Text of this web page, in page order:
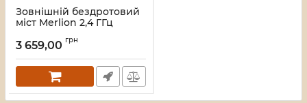
Зовнішній бездротовий
міст Merlion 2,4 ГГц
DC12-24V, POE 24V, 2xRJ45
Артикул:41752
3 659,00 грн